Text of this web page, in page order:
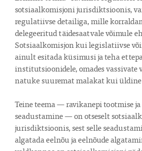
sotsiaalkomisjoni jurisdiktsioonis,
regulatiivse detailiga, mille
delegeeritud täidesaatvale võimule
Sotsiaalkomisjon kui legislatiivse
ainult esitada küsimusi ja teha
institutsioonidele, omades vassivate
natuke suuremat malakat kui
Teine teema — ravikanepi tootmise
seadustamine — on otseselt
jurisdiktsioonis, sest selle
algatada eelnõu ja eelnõude